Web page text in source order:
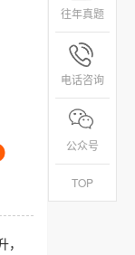
往年真题
电话咨询
公众号
TOP